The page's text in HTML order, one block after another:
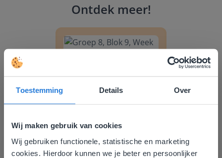
Toestemming Details Over
Wij maken gebruik van cookies
Wij gebruiken functionele, statistische en marketing
cookies. Hierdoor kunnen we je beter en persoonlijker
Ontdek meer!
Les 11
Deze website komt niet